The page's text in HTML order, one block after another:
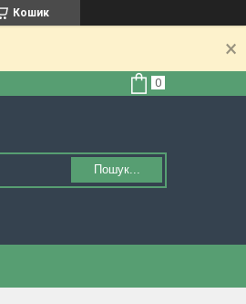
Кошик
Пошук...